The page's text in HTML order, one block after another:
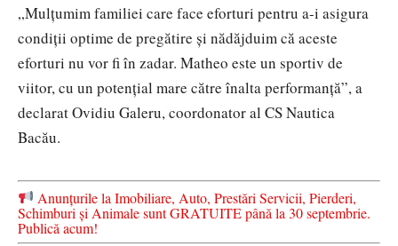
„Mulțumim familiei care face eforturi pentru a-i asigura
condiții optime de pregătire și nădăjduim că aceste
eforturi nu vor fi în zadar. Matheo este un sportiv de
viitor, cu un potențial mare către înalta performanță”, a
declarat Ovidiu Galeru, coordonator al CS Nautica
Bacău.
Anunțurile la Imobiliare, Auto, Prestări Servicii, Pierderi,
Schimburi și Animale sunt GRATUITE până la 30 septembrie.
Publică acum!